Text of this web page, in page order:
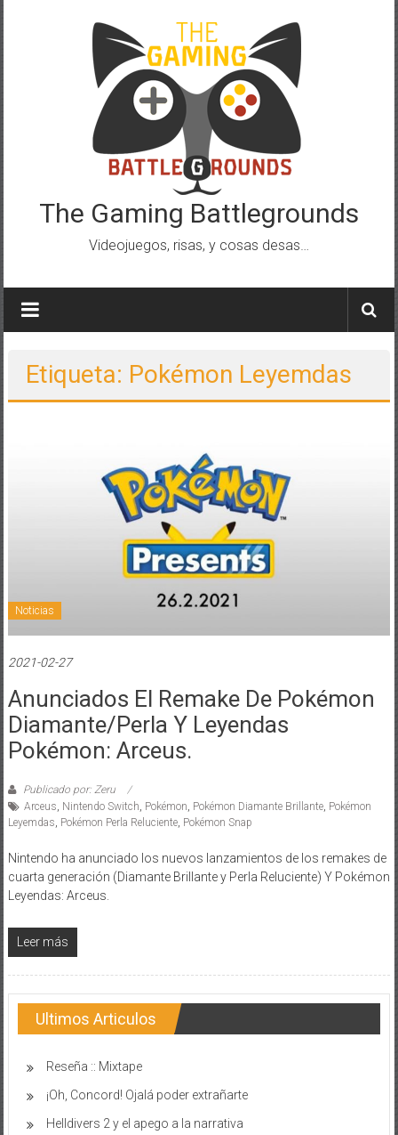
The Gaming Battlegrounds
Videojuegos, risas, y cosas desas…
Etiqueta: Pokémon Leyemdas
Noticias
2021-02-27
Anunciados El Remake De Pokémon
Diamante/Perla Y Leyendas
Pokémon: Arceus.
Publicado por: Zeru
Arceus, Nintendo Switch, Pokémon, Pokémon Diamante Brillante, Pokémon
Leyemdas, Pokémon Perla Reluciente, Pokémon Snap
Nintendo ha anunciado los nuevos lanzamientos de los remakes de
cuarta generación (Diamante Brillante y Perla Reluciente) Y Pokémon
Leyendas: Arceus.
Leer más
Ultimos Articulos
Reseña :: Mixtape
¡Oh, Concord! Ojalá poder extrañarte
Helldivers 2 y el apego a la narrativa